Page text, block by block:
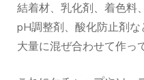
結着材、乳化剤、着色料
pH調整剤、酸化防止剤な
大量に混ぜ合わせて作っ